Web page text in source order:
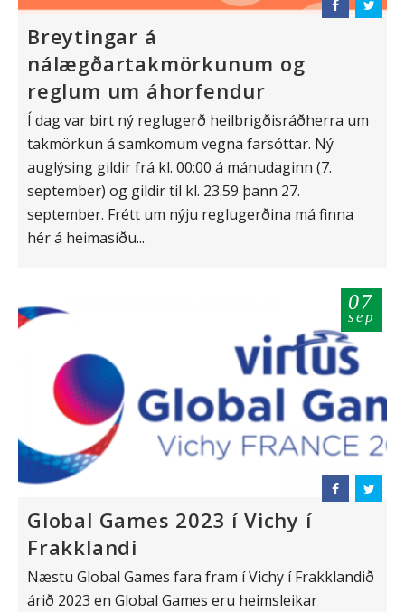
Breytingar á
nálægðartakmörkunum og
reglum um áhorfendur
Í dag var birt ný reglugerð heilbrigðisráðherra um
takmörkun á samkomum vegna farsóttar. Ný
auglýsing gildir frá kl. 00:00 á mánudaginn (7.
september) og gildir til kl. 23.59 þann 27.
september. Frétt um nýju reglugerðina má finna
hér á heimasíðu...
07
sep
Global Games 2023 í Vichy í
Frakklandi
Næstu Global Games fara fram í Vichy í Frakklandið
árið 2023 en Global Games eru heimsleikar